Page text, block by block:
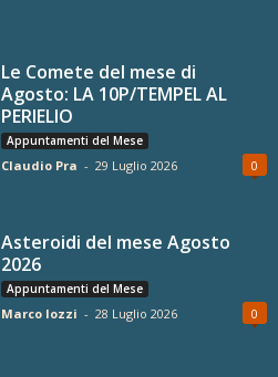
Le Comete del mese di
Agosto: LA 10P/TEMPEL AL
PERIELIO
Appuntamenti del Mese
Claudio Pra - 29 Luglio 2026 0
Asteroidi del mese Agosto
2026
Appuntamenti del Mese
Marco Iozzi - 28 Luglio 2026 0